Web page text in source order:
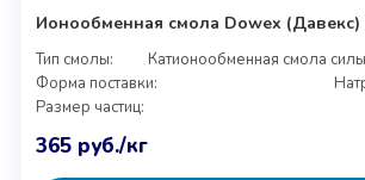
Ионообменная смола Dowex (Давекс)
Тип смолы:
Катионообменная смола
Форма поставки:
Размер частиц:
365 руб./кг